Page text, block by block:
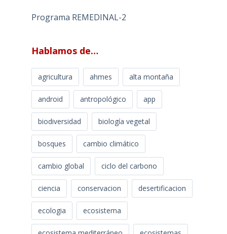
Programa REMEDINAL-2
Hablamos de…
agricultura ahmes alta montaña
android antropológico app
biodiversidad biología vegetal
bosques cambio climático
cambio global ciclo del carbono
ciencia conservacion desertificacion
ecologia ecosistema